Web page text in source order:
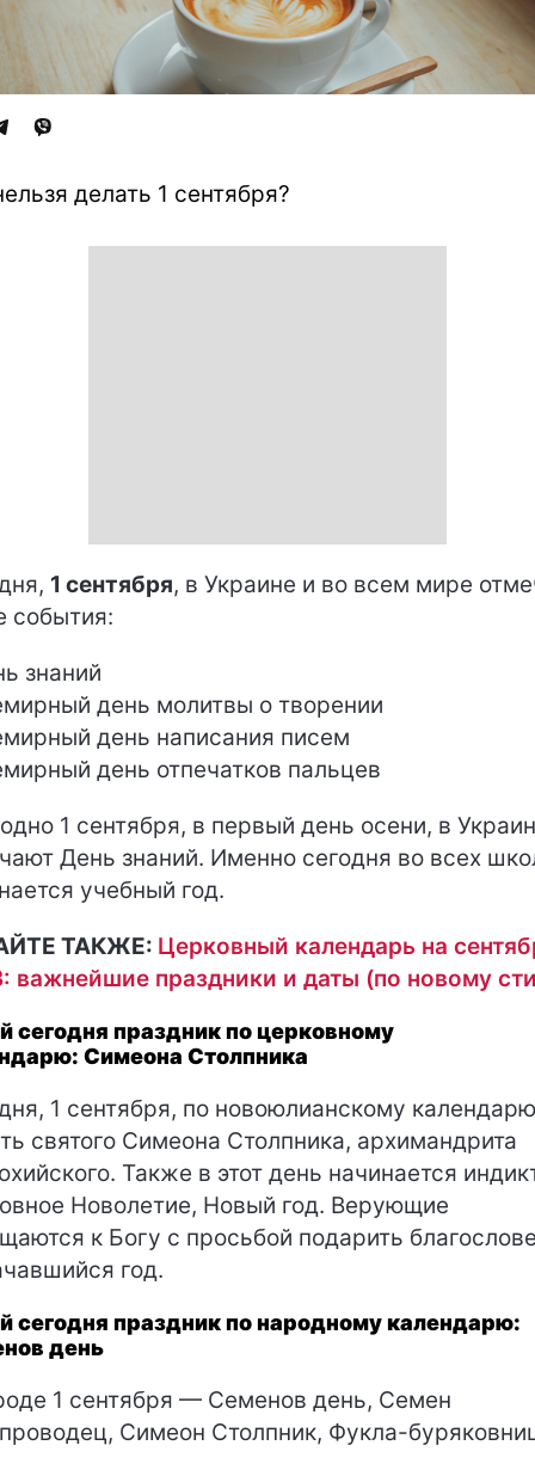
делать 1 сентября?
1 сентября, в Украине и во всем мире
события:
знаний
день молитвы о творении
день написания писем
день отпечатков пальцев
1 сентября, в первый день осени, в
День знаний. Именно сегодня во всех
учебный год.
ТАКЖЕ: Церковный календарь на
важнейшие праздники и даты (по новому
сегодня праздник по церковному
Симеона Столпника
1 сентября, по новоюлианскому
святого Симеона Столпника, архимандрита
Также в этот день начинается
Новолетие, Новый год. Верующие
к Богу с просьбой подарить
год.
сегодня праздник по народному календарю:
день
1 сентября — Семенов день, Семен
Симеон Столпник, Фукла-